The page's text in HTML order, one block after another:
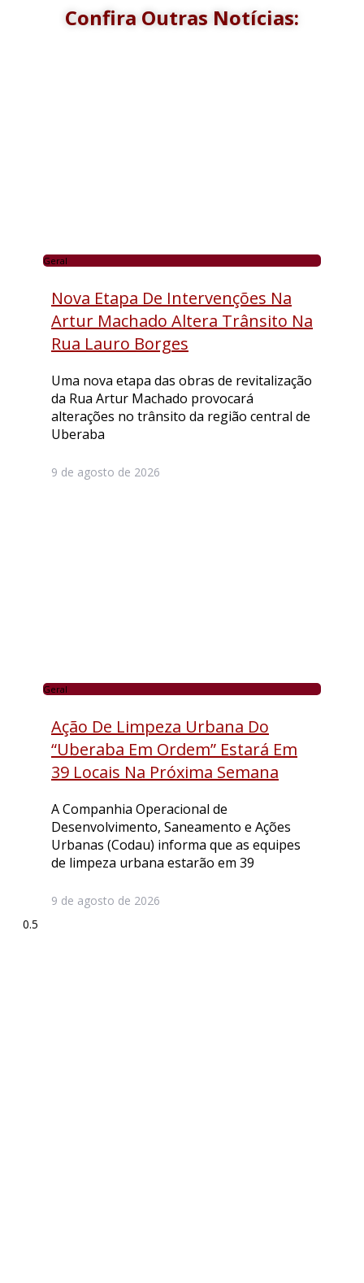
Confira Outras Notícias:
Geral
Nova Etapa De Intervenções Na
Artur Machado Altera Trânsito Na
Rua Lauro Borges
Uma nova etapa das obras de revitalização
da Rua Artur Machado provocará
alterações no trânsito da região central de
Uberaba
9 de agosto de 2026
Geral
Ação De Limpeza Urbana Do
“Uberaba Em Ordem” Estará Em
39 Locais Na Próxima Semana
A Companhia Operacional de
Desenvolvimento, Saneamento e Ações
Urbanas (Codau) informa que as equipes
de limpeza urbana estarão em 39
9 de agosto de 2026